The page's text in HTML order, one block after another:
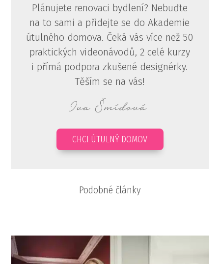
Plánujete renovaci bydlení? Nebuďte
na to sami a přidejte se do Akademie
útulného domova. Čeká vás více než 50
praktických videonávodů, 2 celé kurzy
i přímá podpora zkušené designérky.
Těším se na vás!
Iva Šmídová
CHCI ÚTULNÝ DOMOV
Podobné články